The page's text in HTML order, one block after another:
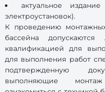
актуальное
электроустановок).
К проведению
бассейна
квалификацией для
для выполнения работ
подтвержденную
выполняющие